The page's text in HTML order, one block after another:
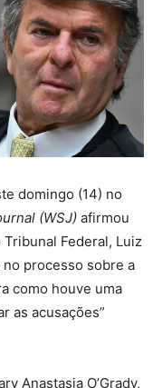
domingo (14) no
(WSJ) afirmou
Federal, Luiz
processo sobre a
como houve uma
as acusações”
Anastasia O’Grady,